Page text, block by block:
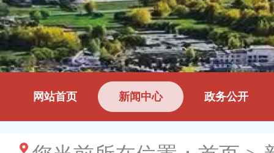
网站首页 新闻中心 政务公开